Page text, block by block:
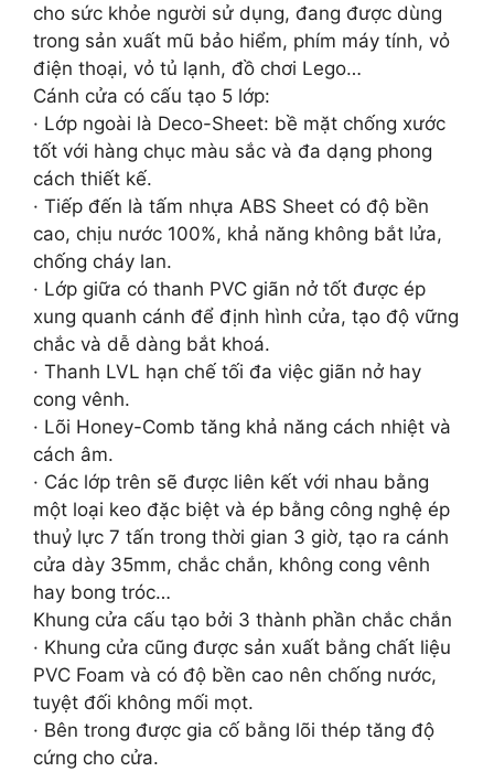
cho sức khỏe người sử dụng, đang được dùng
trong sản xuất mũ bảo hiểm, phím máy tính, vỏ
điện thoại, vỏ tủ lạnh, đồ chơi Lego…
Cánh cửa có cấu tạo 5 lớp:
· Lớp ngoài là Deco-Sheet: bề mặt chống xước
tốt với hàng chục màu sắc và đa dạng phong
cách thiết kế.
· Tiếp đến là tấm nhựa ABS Sheet có độ bền
cao, chịu nước 100%, khả năng không bắt lửa,
chống cháy lan.
· Lớp giữa có thanh PVC giãn nở tốt được ép
xung quanh cánh để định hình cửa, tạo độ vững
chắc và dễ dàng bắt khoá.
· Thanh LVL hạn chế tối đa việc giãn nở hay
cong vênh.
· Lõi Honey-Comb tăng khả năng cách nhiệt và
cách âm.
· Các lớp trên sẽ được liên kết với nhau bằng
một loại keo đặc biệt và ép bằng công nghệ ép
thuỷ lực 7 tấn trong thời gian 3 giờ, tạo ra cánh
cửa dày 35mm, chắc chắn, không cong vênh
hay bong tróc…
Khung cửa cấu tạo bởi 3 thành phần chắc chắn
· Khung cửa cũng được sản xuất bằng chất liệu
PVC Foam và có độ bền cao nên chống nước,
tuyệt đối không mối mọt.
· Bên trong được gia cố bằng lõi thép tăng độ
cứng cho cửa.